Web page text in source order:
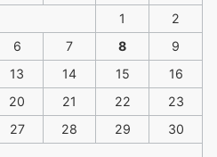
1
2
6 7 8
9
13 14 15
16
20 21 22
23
27 28 29
30